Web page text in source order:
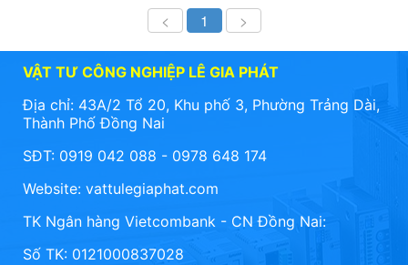
< 1 >
VẬT TƯ CÔNG NGHIỆP LÊ GIA PHÁT
Địa chỉ: 43A/2 Tổ 20, Khu phố 3, Phường Trảng Dài,
Thành Phố Đồng Nai
SĐT: 0919 042 088 - 0978 648 174
Website: vattulegiaphat.com
TK Ngân hàng Vietcombank - CN Đồng Nai:
Số TK: 0121000837028